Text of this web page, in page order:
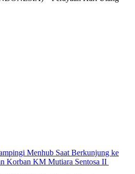
Menhub Saat Berkunjung ke
Korban KM Mutiara Sentosa II